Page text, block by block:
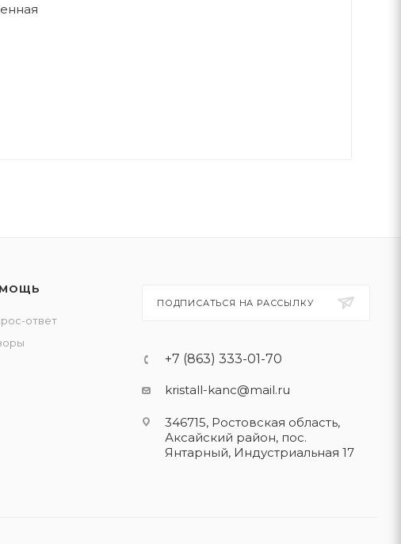
ответ
ПОДПИСАТЬСЯ НА РАССЫЛКУ
+7 (863) 333-01-70
kristall-kanc@mail.ru
346715, Ростовская область​,
Аксайский район, пос.
Янтарный, Индустриальная 17